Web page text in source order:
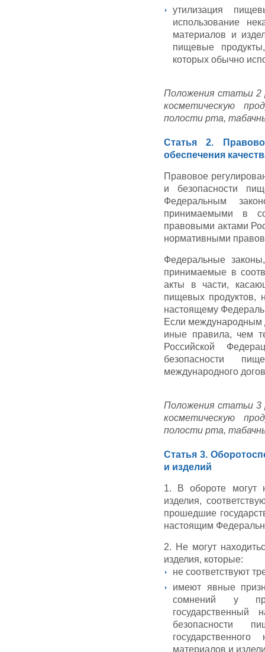
утилизация
использование
материалов и
пищевые
которых обычно
Положения статьи
косметическую
полости рта,
Статья 2.
обеспечения
Правовое
и безопасности
Федеральным
принимаемыми в
правовыми актами
нормативными
Федеральные
принимаемые в
акты в части,
пищевых продуктов,
настоящему
Если международным
иные правила, чем
Российской
безопасности
международного
Положения статьи
косметическую
полости рта,
Статья 3.
и изделий
1. В обороте могут
изделия,
прошедшие
настоящим
2. Не могут
изделия, которые:
не соответствуют
имеют явные
сомнений у
государственный
безопасности
материалов и